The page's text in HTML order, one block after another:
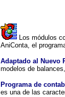
Los módulos
AniConta, el
Adaptado al Nuevo
modelos de
Programa de
es una de las